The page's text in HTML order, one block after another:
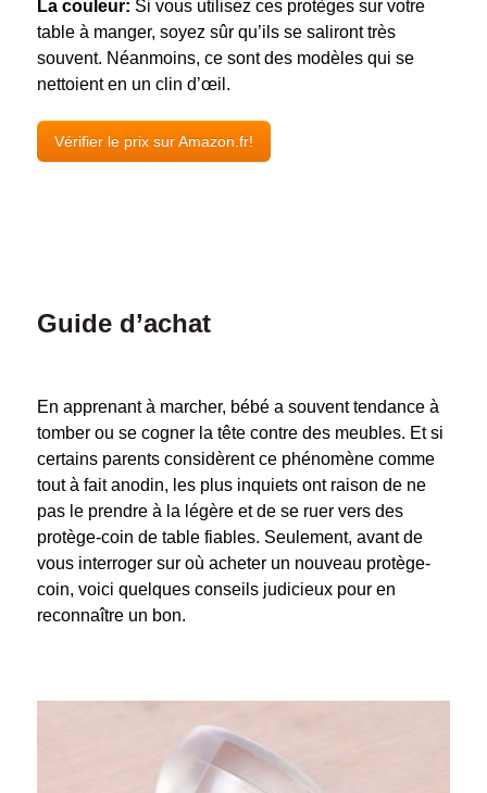
La couleur: Si vous utilisez ces protèges sur votre
table à manger, soyez sûr qu’ils se saliront très
souvent. Néanmoins, ce sont des modèles qui se
nettoient en un clin d’œil.
Vérifier le prix sur Amazon.fr!
Guide d’achat
En apprenant à marcher, bébé a souvent tendance à
tomber ou se cogner la tête contre des meubles. Et si
certains parents considèrent ce phénomène comme
tout à fait anodin, les plus inquiets ont raison de ne
pas le prendre à la légère et de se ruer vers des
protège-coin de table fiables. Seulement, avant de
vous interroger sur où acheter un nouveau protège-
coin, voici quelques conseils judicieux pour en
reconnaître un bon.